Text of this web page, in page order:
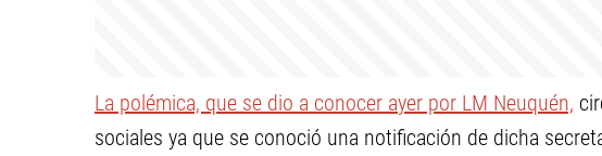
La polémica, que se dio a conocer ayer por LM Neuquén,
sociales ya que se conoció una notificación de dicha